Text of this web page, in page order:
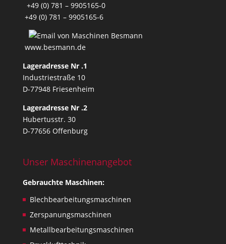
+49 (0) 781 – 9905165-0
+49 (0) 781 – 9905165-6
www.besmann.de
Lageradresse Nr .1
Industriestraße 10
D-77948 Friesenheim
Lageradresse Nr .2
Hubertusstr. 30
D-77656 Offenburg
Unser Maschinenangebot
Gebrauchte Maschinen:
Blechbearbeitungsmaschinen
Zerspanungsmaschinen
Metallbearbeitungsmaschinen